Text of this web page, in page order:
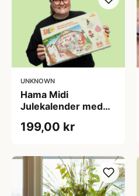
UNKNOWN
Hama Midi
Julekalender med
199,00 kr